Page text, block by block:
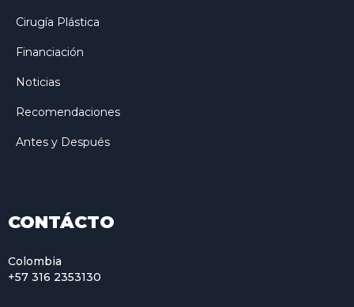
Cirugía Plástica
Financiación
Noticias
Recomendaciones
Antes y Después
CONTÁCTO
Colombia
+57 316 2353130